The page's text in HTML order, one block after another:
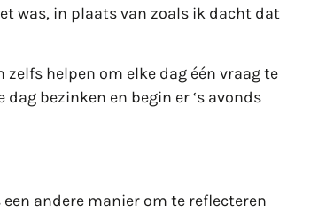
was, in plaats van zoals ik dacht dat
helpen om elke dag één vraag te
bezinken en begin er ‘s avonds
andere manier om te reflecteren